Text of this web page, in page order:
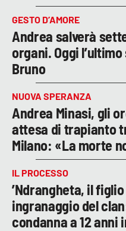
GESTO D’AMORE
Andrea salverà
organi. Oggi
Bruno
NUOVA SPERANZA
Andrea Minasi, gli
attesa di trapianto
Milano: «La morte
IL PROCESSO
’Ndrangheta, il
ingranaggio del
condanna a 12 anni